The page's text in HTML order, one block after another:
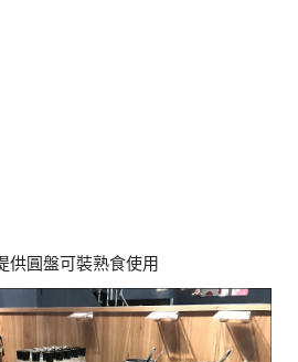
供圓盤可裝熟食使用